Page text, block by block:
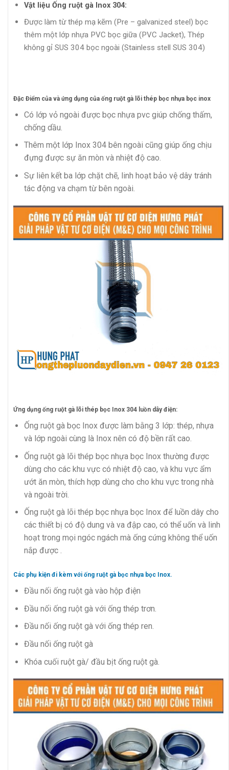
Vật liệu Ống ruột gà Inox 304:
Được làm từ thép mạ kẽm (Pre – galvanized steel) bọc
thêm một lớp nhựa PVC bọc giữa (PVC Jacket), Thép
không gỉ SUS 304 bọc ngoài (Stainless stell SUS 304)
Đặc Điểm của và ứng dụng của ống ruột gà lõi thép bọc nhựa bọc inox
Có lớp vỏ ngoài được bọc nhựa pvc giúp chống thấm,
chống dầu.
Thêm một lớp Inox 304 bên ngoài cũng giúp ống chịu
đựng được sự ăn mòn và nhiệt độ cao.
Sự liên kết ba lớp chặt chẽ, linh hoạt bảo vệ dây tránh
tác động va chạm từ bên ngoài.
Ứng dụng ống ruột gà lõi thép bọc Inox 304 luồn dây điện:
Ống ruột gà bọc Inox được làm bằng 3 lớp: thép, nhựa
và lớp ngoài cùng là Inox nên có độ bền rất cao.
Ống ruột gà lõi thép bọc nhựa bọc Inox thường được
dùng cho các khu vực có nhiệt độ cao, và khu vực ẩm
ướt ăn mòn, thích hợp dùng cho cho khu vực trong nhà
và ngoài trời.
Ống ruột gà lõi thép bọc nhựa bọc Inox để luồn dây cho
các thiết bị có độ dung và va đập cao, có thể uốn và linh
hoạt trong mọi ngóc ngách mà ống cứng không thể uốn
nắp được .
Các phụ kiện đi kèm với ống ruột gà bọc nhựa bọc Inox.
Đầu nối ống ruột gà vào hộp điện
Đầu nối ống ruột gà với ống thép trơn.
Đầu nối ống ruột gà với ống thép ren.
Đầu nối ống ruột gà
Khóa cuối ruột gà/ đầu bịt ống ruột gà.